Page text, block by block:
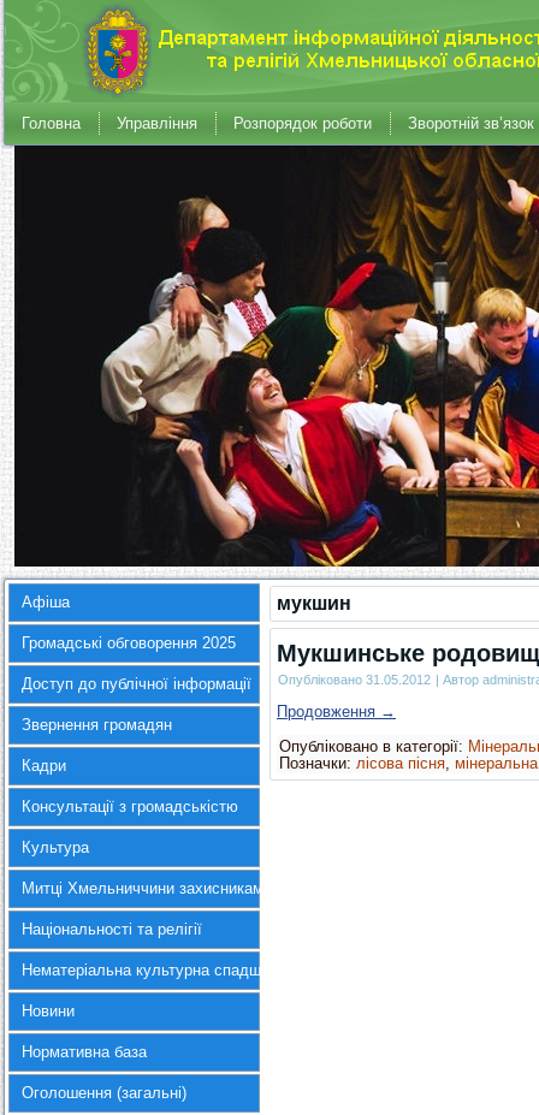
Головна Управління Розпорядок роботи Зворотній зв’язок
Афіша
Громадські обговорення 2025
Доступ до публічної інформації
Звернення громадян
Кадри
Консультації з громадськістю
Культура
Митці Хмельниччини захисникам України
Національності та релігії
Нематеріальна культурна спадщина
Новини
Нормативна база
Оголошення (загальні)
мукшин
Мукшинське
Опубліковано 31.05.2012 | Автор
Продовження →
Опубліковано в категорії:
Позначки: лісова пісня,